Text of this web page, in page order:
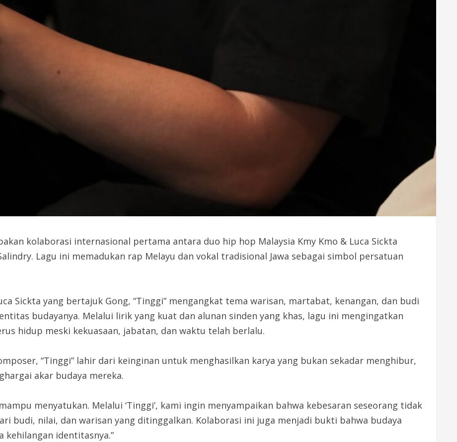
kolaborasi internasional pertama antara duo hip hop Malaysia Kmy Kmo & Luca Sickta
Lagu ini memadukan rap Melayu dan vokal tradisional Jawa sebagai simbol persatuan
Sickta yang bertajuk Gong, “Tinggi” mengangkat tema warisan, martabat, kenangan, dan budi
budayanya. Melalui lirik yang kuat dan alunan sinden yang khas, lagu ini mengingatkan
hidup meski kekuasaan, jabatan, dan waktu telah berlalu.
“Tinggi” lahir dari keinginan untuk menghasilkan karya yang bukan sekadar menghibur,
akar budaya mereka.
menyatukan. Melalui ‘Tinggi’, kami ingin menyampaikan bahwa kebesaran seseorang tidak
budi, nilai, dan warisan yang ditinggalkan. Kolaborasi ini juga menjadi bukti bahwa budaya
identitasnya.”